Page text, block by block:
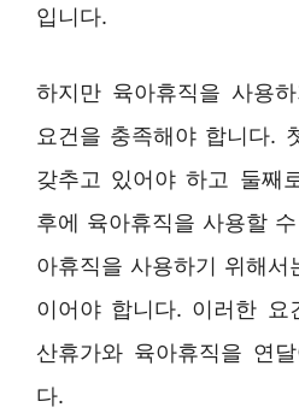
입니다.
하지만 육아휴직을 사용
요건을 충족해야 합니다.
갖추고 있어야 하고 둘째
후에 육아휴직을 사용할
아휴직을 사용하기 위해
이어야 합니다. 이러한 요
산휴가와 육아휴직을 연
다.